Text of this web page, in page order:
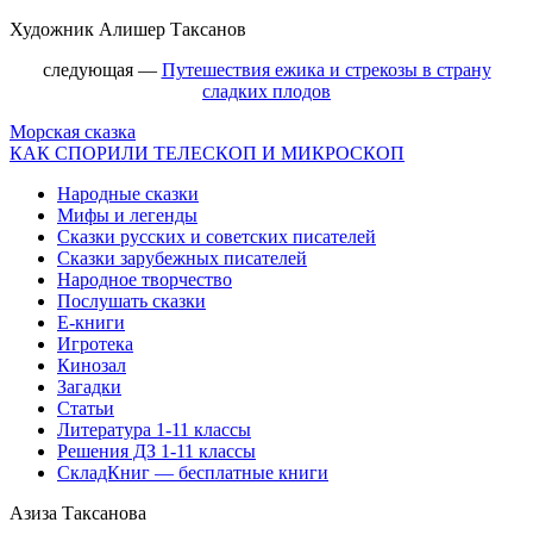
Художник Алишер Таксанов
следующая — Путешествия ежика и стрекозы в страну
сладких плодов
Морская сказка
КАК СПОРИЛИ ТЕЛЕСКОП И МИКРОСКОП
Народные сказки
Мифы и легенды
Сказки русских и советских писателей
Сказки зарубежных писателей
Народное творчество
Послушать сказки
Е-книги
Игротека
Кинозал
Загадки
Статьи
Литература 1-11 классы
Решения ДЗ 1-11 классы
СкладКниг — бесплатные книги
Азиза Таксанова